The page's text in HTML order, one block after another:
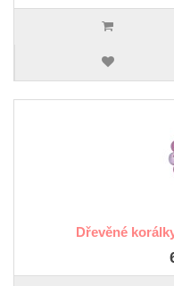
Dřevěné